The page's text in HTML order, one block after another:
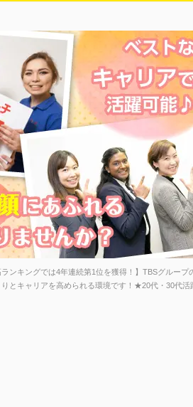
ランキングでは4年連続第1位を獲得！】TBSグループ
とキャリアを高められる環境です！★20代・30代活